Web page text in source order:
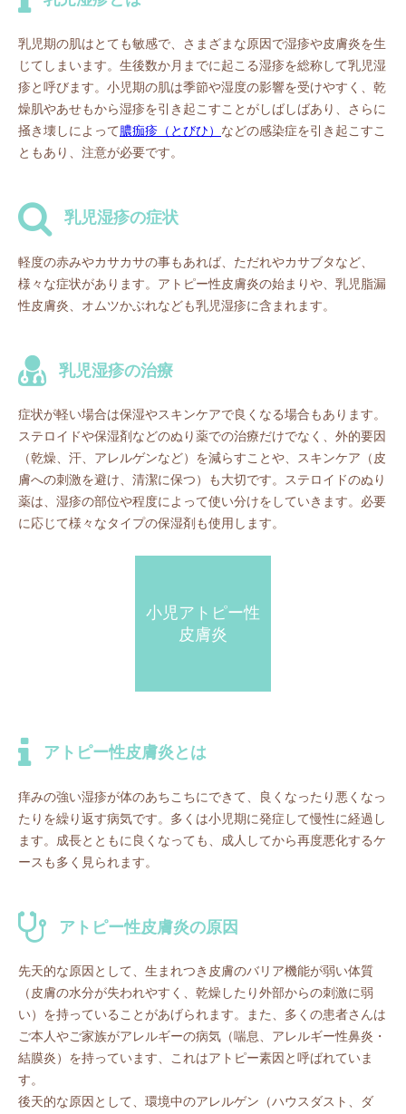
乳児期の肌はとても敏感で、さまざまな原因で湿疹や皮膚炎を生
じてしまいます。生後数か月までに起こる湿疹を総称して乳児湿
疹と呼びます。小児期の肌は季節や湿度の影響を受けやすく、乾
燥肌やあせもから湿疹を引き起こすことがしばしばあり、さらに
掻き壊しによって膿痂疹（とびひ） などの感染症を引き起こすこ
ともあり、注意が必要です。
乳児湿疹の症状
軽度の赤みやカサカサの事もあれば、ただれやカサブタなど、
様々な症状があります。アトピー性皮膚炎の始まりや、乳児脂漏
性皮膚炎、オムツかぶれなども乳児湿疹に含まれます。
乳児湿疹の治療
症状が軽い場合は保湿やスキンケアで良くなる場合もあります。
ステロイドや保湿剤などのぬり薬での治療だけでなく、外的要因
（乾燥、汗、アレルゲンなど）を減らすことや、スキンケア（皮
膚への刺激を避け、清潔に保つ）も大切です。ステロイドのぬり
薬は、湿疹の部位や程度によって使い分けをしていきます。必要
に応じて様々なタイプの保湿剤も使用します。
小児アトピー性
皮膚炎
アトピー性皮膚炎とは
痒みの強い湿疹が体のあちこちにできて、良くなったり悪くなっ
たりを繰り返す病気です。多くは小児期に発症して慢性に経過し
ます。成長とともに良くなっても、成人してから再度悪化するケ
ースも多く見られます。
アトピー性皮膚炎の原因
先天的な原因として、生まれつき皮膚のバリア機能が弱い体質
（皮膚の水分が失われやすく、乾燥したり外部からの刺激に弱
い）を持っていることがあげられます。また、多くの患者さんは
ご本人やご家族がアレルギーの病気（喘息、アレルギー性鼻炎・
結膜炎）を持っています、これはアトピー素因と呼ばれていま
す。
後天的な原因として、環境中のアレルゲン（ハウスダスト、ダ